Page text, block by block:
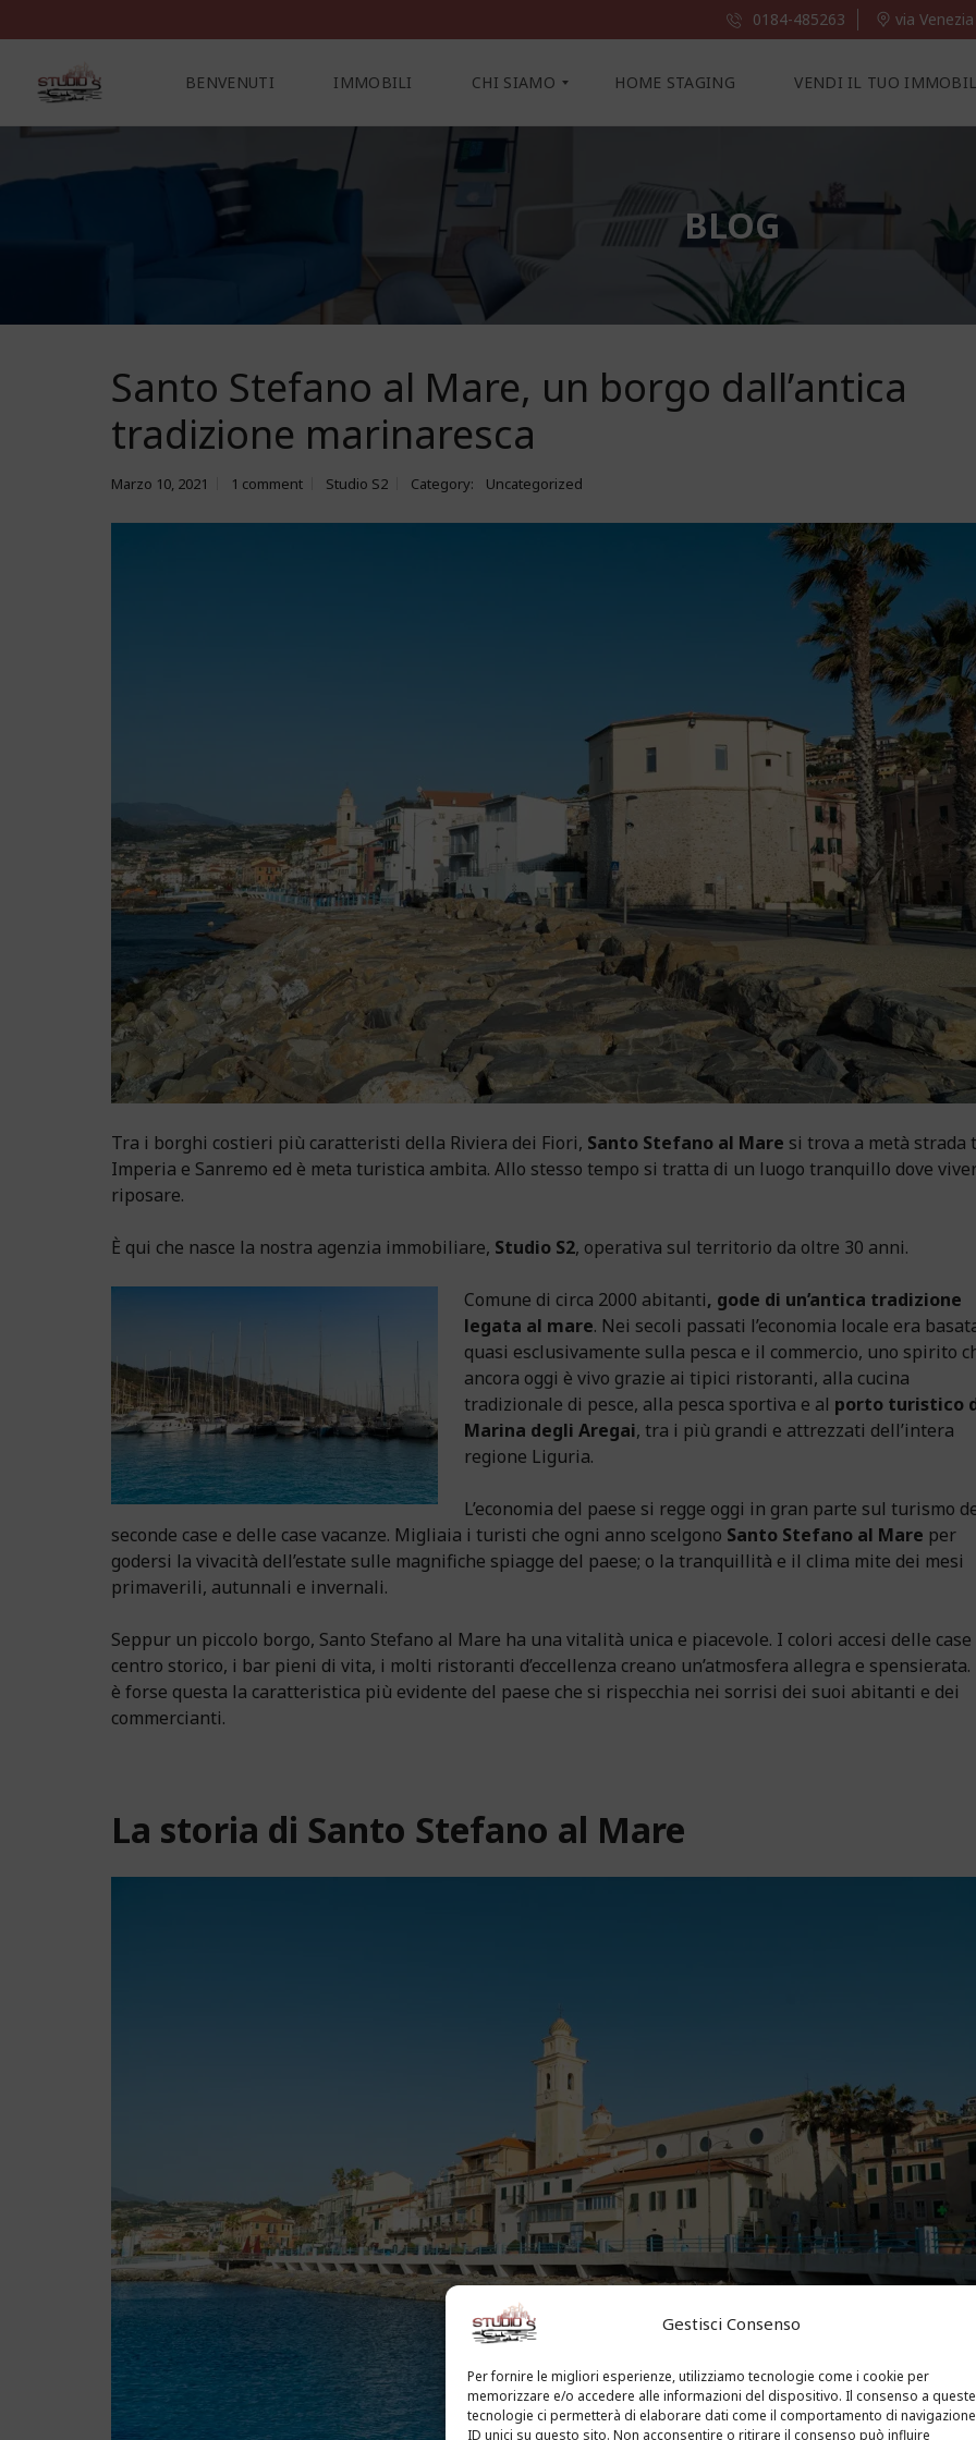
Gestisci Consenso
Per fornire le migliori esperienze, utilizziamo tecnologie come i cookie per
memorizzare e/o accedere alle informazioni del dispositivo. Il consenso a queste
tecnologie ci permetterà di elaborare dati come il comportamento di
ID unici su questo sito. Non acconsentire o ritirare il consenso può influire
0184-485263 via
BENVENUTI IMMOBILI CHI SIAMO
T
T
HOME STAGING VENDI IL TUO
BLOG
Santo Stefano al Mare, un borgo dall’antica
tradizione marinaresca
Marzo 10, 2021 1 comment Studio S2 Category: Uncategorized
Tra i borghi costieri più caratteristi della Riviera dei Fiori, Santo Stefano al Mare si trova a metà strada
Imperia e Sanremo ed è meta turistica ambita. Allo stesso tempo si tratta di un luogo tranquillo dove
riposare.
È qui che nasce la nostra agenzia immobiliare, Studio S2, operativa sul territorio da oltre 30 anni.
Comune di circa 2000 abitanti, gode di un’antica tradizione
legata al mare. Nei secoli passati l’economia locale era
quasi esclusivamente sulla pesca e il commercio, uno spirito
ancora oggi è vivo grazie ai tipici ristoranti, alla cucina
tradizionale di pesce, alla pesca sportiva e al porto turistico
Marina degli Aregai, tra i più grandi e attrezzati dell’intera
regione Liguria.
L’economia del paese si regge oggi in gran parte sul turismo
seconde case e delle case vacanze. Migliaia i turisti che ogni anno scelgono Santo Stefano al Mare per
godersi la vivacità dell’estate sulle magnifiche spiagge del paese; o la tranquillità e il clima mite dei mesi
primaverili, autunnali e invernali.
Seppur un piccolo borgo, Santo Stefano al Mare ha una vitalità unica e piacevole. I colori accesi delle
centro storico, i bar pieni di vita, i molti ristoranti d’eccellenza creano un’atmosfera allegra e spensierata.
è forse questa la caratteristica più evidente del paese che si rispecchia nei sorrisi dei suoi abitanti e dei
commercianti.
La storia di Santo Stefano al Mare